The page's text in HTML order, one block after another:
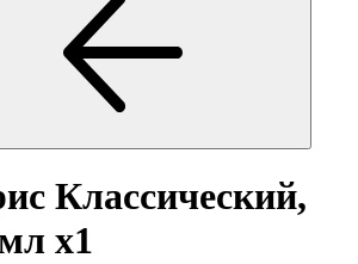
Классический,
x1